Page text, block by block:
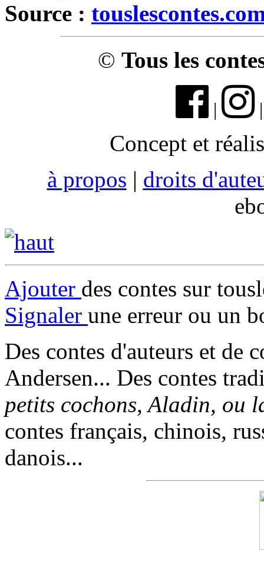
Source :
© Tous les
|
Concept et
à propos | droits
Ajouter des contes sur
Signaler une erreur ou un
Des contes d'auteurs et de
Andersen... Des contes
petits cochons, Aladin, ou
contes français, chinois,
danois...